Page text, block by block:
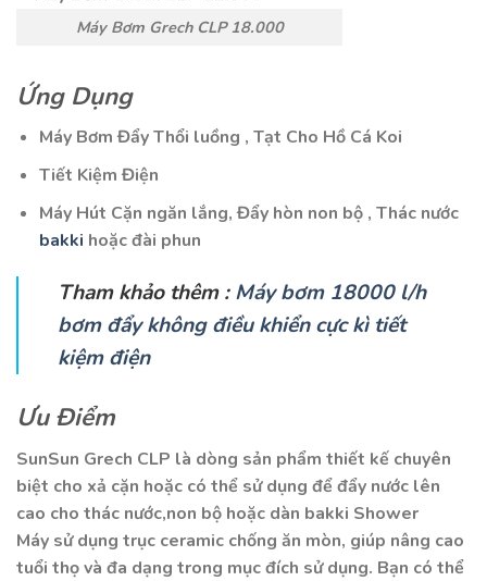
Máy Bơm Grech CLP 18.000
Ứng Dụng
Máy Bơm Đẩy Thổi luồng , Tạt Cho Hồ Cá Koi
Tiết Kiệm Điện
Máy Hút Cặn ngăn lắng, Đẩy hòn non bộ , Thác nước
bakki hoặc đài phun
Tham khảo thêm :Máy bơm 18000 l/h
bơm đẩy không điều khiển cực kì tiết
kiệm điện
Ưu Điểm
SunSun Grech CLP là dòng sản phẩm thiết kế chuyên
biệt cho xả cặn hoặc có thể sử dụng để đẩy nước lên
cao cho thác nước,non bộ hoặc dàn bakki Shower
Máy sử dụng trục ceramic chống ăn mòn, giúp nâng cao
tuổi thọ và đa dạng trong mục đích sử dụng. Bạn có thể